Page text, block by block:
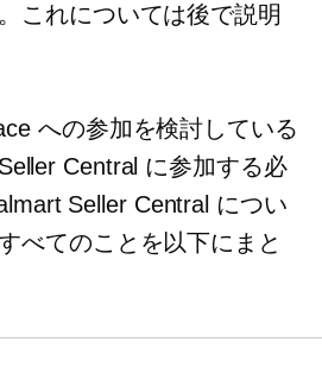
これについては後で説明
への参加を検討している
Central に参加する必
Seller Central につい
べてのことを以下にまと